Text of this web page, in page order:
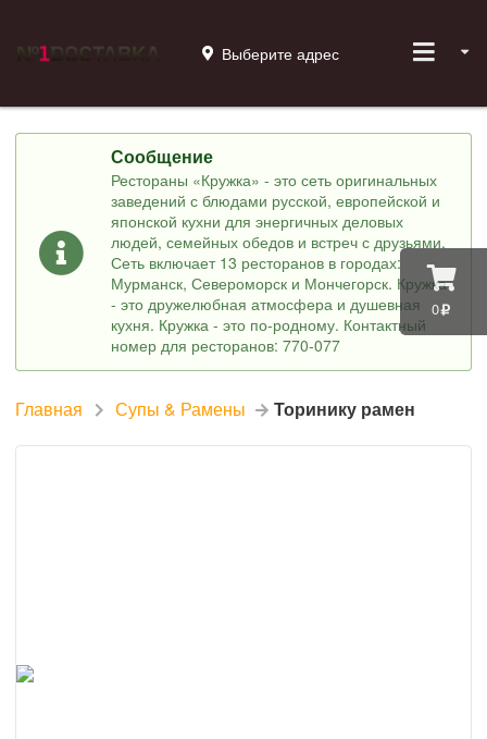
0
Выберите адрес
Сообщение
Рестораны «Кружка» - это сеть оригинальных
заведений с блюдами русской, европейской и
японской кухни для энергичных деловых
людей, семейных обедов и встреч с друзьями.
Сеть включает 13 ресторанов в городах:
Мурманск, Североморск и Мончегорск. Кружка
- это дружелюбная атмосфера и душевная
кухня. Кружка - это по-родному. Контактный
номер для ресторанов: 770-077
Главная Супы & Рамены Торинику рамен